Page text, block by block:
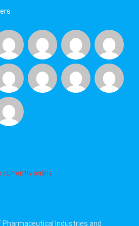
currently online
Pharmaceutical Industries and